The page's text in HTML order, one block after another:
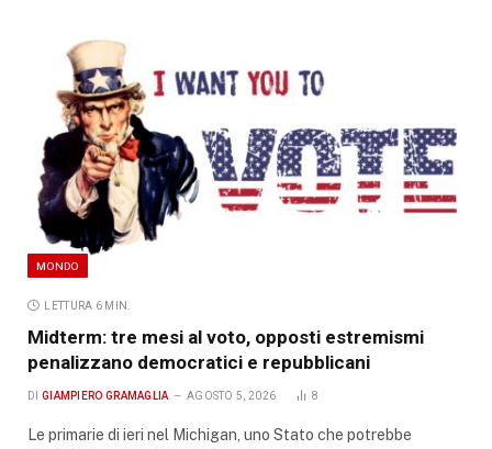
MONDO
LETTURA 6 MIN.
Midterm: tre mesi al voto, opposti estremismi
penalizzano democratici e repubblicani
DI GIAMPIERO GRAMAGLIA AGOSTO 5, 2026 8
Le primarie di ieri nel Michigan, uno Stato che potrebbe